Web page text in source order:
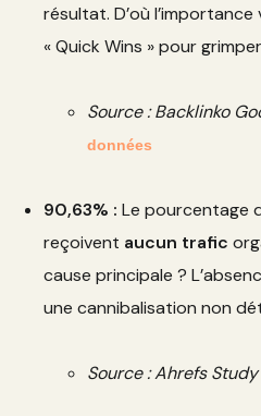
résultat. D’où
« Quick Wins » pour
Source : Backlinko
données
90,63% : Le pourcentage
reçoivent aucun trafic
cause principale ?
une cannibalisation non
Source : Ahrefs Study